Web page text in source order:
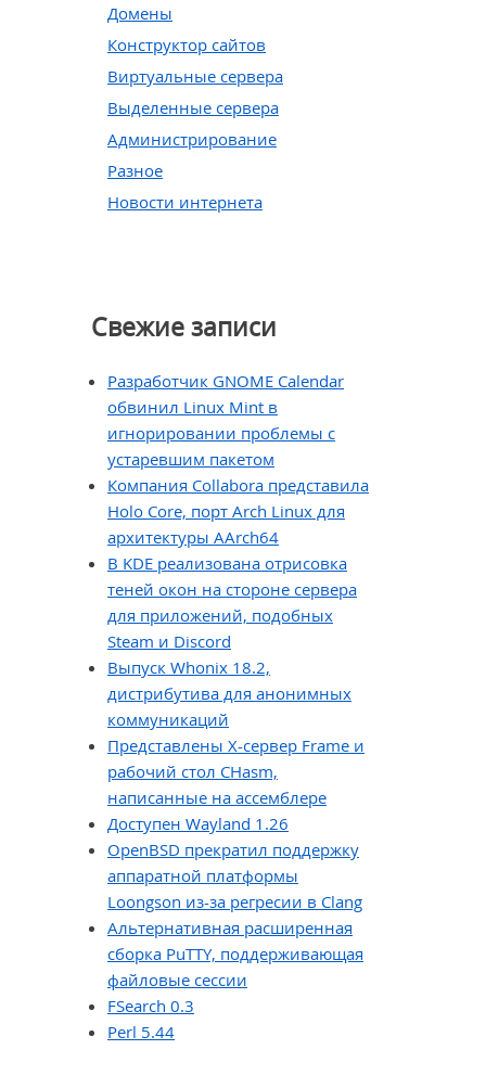
Домены
Конструктор сайтов
Виртуальные сервера
Выделенные сервера
Администрирование
Разное
Новости интернета
Свежие записи
Разработчик GNOME Calendar
обвинил Linux Mint в
игнорировании проблемы с
устаревшим пакетом
Компания Collabora представила
Holo Core, порт Arch Linux для
архитектуры AArch64
В KDE реализована отрисовка
теней окон на стороне сервера
для приложений, подобных
Steam и Discord
Выпуск Whonix 18.2,
дистрибутива для анонимных
коммуникаций
Представлены X-сервер Frame и
рабочий стол CHasm,
написанные на ассемблере
Доступен Wayland 1.26
OpenBSD прекратил поддержку
аппаратной платформы
Loongson из-за регресии в Clang
Альтернативная расширенная
сборка PuTTY, поддерживающая
файловые сессии
FSearch 0.3
Perl 5.44